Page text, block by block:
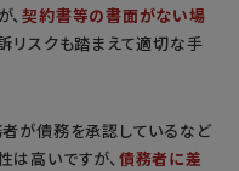
、契約書等の書面がない場
リスクも踏まえて適切な手
が債務を承認しているなど
高いですが、債務者に差